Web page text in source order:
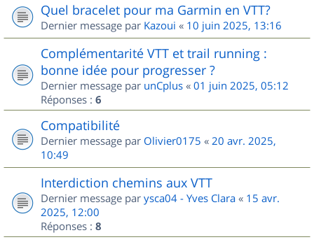
Quel bracelet pour ma Garmin en VTT?
Dernier message par Kazoui « 10 juin 2025, 13:16
Complémentarité VTT et trail running :
bonne idée pour progresser ?
Dernier message par unCplus « 01 juin 2025, 05:12
Réponses : 6
Compatibilité
Dernier message par Olivier0175 « 20 avr. 2025,
10:49
Interdiction chemins aux VTT
Dernier message par ysca04 - Yves Clara « 15 avr.
2025, 12:00
Réponses : 8